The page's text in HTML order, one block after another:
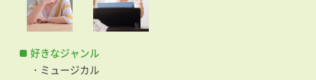
好きなジャンル
・ミュージカル